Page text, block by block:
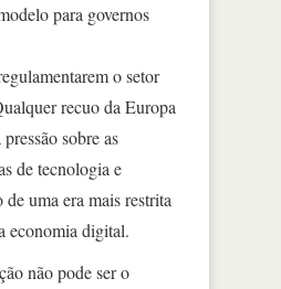
para governos
o setor
recuo da Europa
sobre as
de tecnologia e
uma era mais restrita
economia digital.
não pode ser o